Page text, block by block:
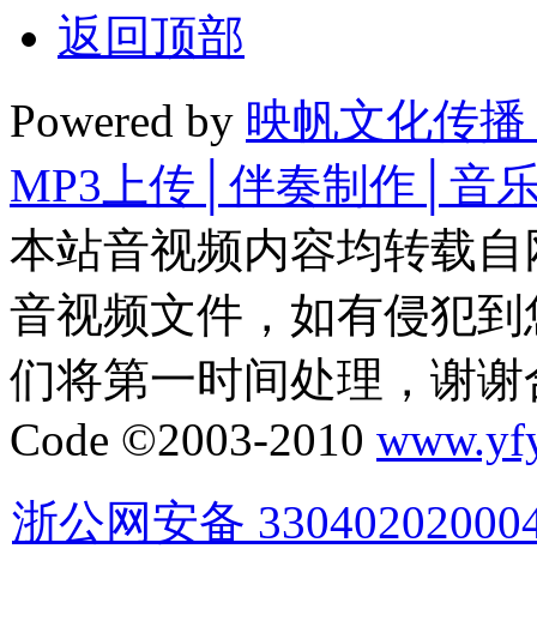
返回顶部
Powered by 映帆文化传
MP3上传│伴奏制作│音
本站音视频内容均转载
音视频文件，如有侵犯
们将第一时间处理，谢谢
Code ©2003-2010
浙公网安备